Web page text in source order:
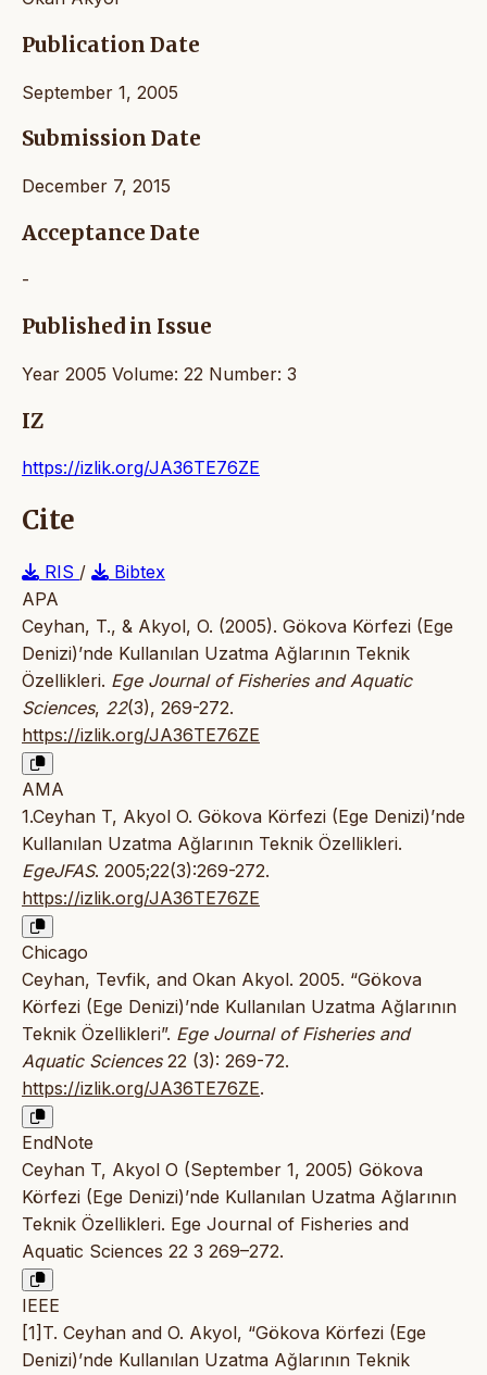
Publication Date
September 1, 2005
Submission Date
December 7, 2015
Acceptance Date
-
Published in Issue
Year 2005 Volume: 22 Number: 3
IZ
https://izlik.org/JA36TE76ZE
Cite
RIS /
Bibtex
APA
Ceyhan, T., & Akyol, O. (2005). Gökova Körfezi (Ege
Denizi)’nde Kullanılan Uzatma Ağlarının Teknik
Özellikleri. Ege Journal of Fisheries and Aquatic
Sciences, 22(3), 269-272.
https://izlik.org/JA36TE76ZE
AMA
1.Ceyhan T, Akyol O. Gökova Körfezi (Ege Denizi)’nde
Kullanılan Uzatma Ağlarının Teknik Özellikleri.
EgeJFAS. 2005;22(3):269-272.
https://izlik.org/JA36TE76ZE
Chicago
Ceyhan, Tevfik, and Okan Akyol. 2005. “Gökova
Körfezi (Ege Denizi)’nde Kullanılan Uzatma Ağlarının
Teknik Özellikleri”. Ege Journal of Fisheries and
Aquatic Sciences22 (3): 269-72.
https://izlik.org/JA36TE76ZE.
EndNote
Ceyhan T, Akyol O (September 1, 2005) Gökova
Körfezi (Ege Denizi)’nde Kullanılan Uzatma Ağlarının
Teknik Özellikleri. Ege Journal of Fisheries and
Aquatic Sciences 22 3 269–272.
IEEE
[1]T. Ceyhan and O. Akyol, “Gökova Körfezi (Ege
Denizi)’nde Kullanılan Uzatma Ağlarının Teknik